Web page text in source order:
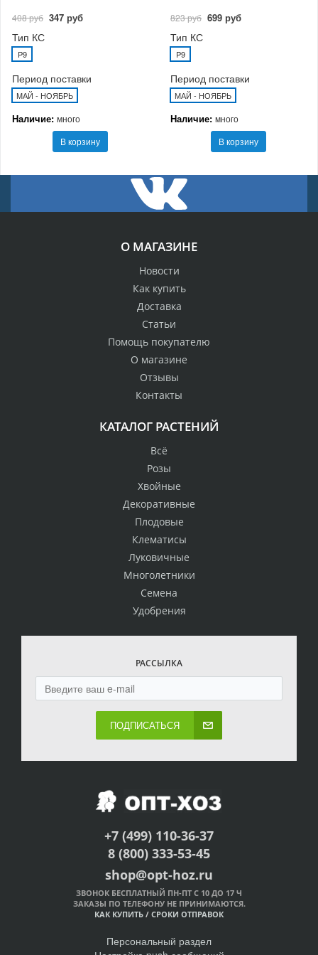
408 руб 347 руб
Тип КС
P9
Период поставки
МАЙ - НОЯБРЬ
Наличие: много
В корзину
823 руб 699 руб
Тип КС
P9
Период поставки
МАЙ - НОЯБРЬ
Наличие: много
В корзину
О МАГАЗИНЕ
Новости
Как купить
Доставка
Статьи
Помощь покупателю
О магазине
Отзывы
Контакты
КАТАЛОГ РАСТЕНИЙ
Всё
Розы
Хвойные
Декоративные
Плодовые
Клематисы
Луковичные
Многолетники
Семена
Удобрения
РАССЫЛКА
ПОДПИСАТЬСЯ
+7 (499) 110-36-37
8 (800) 333-53-45
shop@opt-hoz.ru
ЗВОНОК БЕСПЛАТНЫЙ ПН-ПТ С 10 ДО 17 Ч
ЗАКАЗЫ ПО ТЕЛЕФОНУ НЕ ПРИНИМАЮТСЯ.
КАК КУПИТЬ / СРОКИ ОТПРАВОК
Персональный раздел